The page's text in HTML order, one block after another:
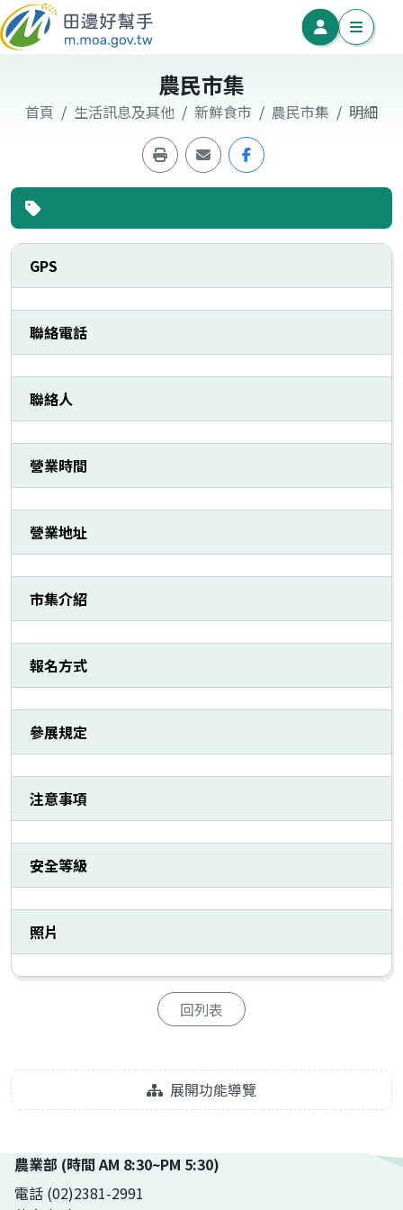
農民市集
首頁 生活訊息及其他 新鮮食市 農民市集 明細
GPS
聯絡電話
聯絡人
營業時間
營業地址
市集介紹
報名方式
參展規定
注意事項
安全等級
照片
回列表
展開功能導覽
農業部 (時間 AM 8:30~PM 5:30)
電話 (02)2381-2991